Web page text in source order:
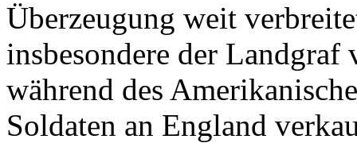
Überzeugung weit
insbesondere der Landgraf
während des
Soldaten an England